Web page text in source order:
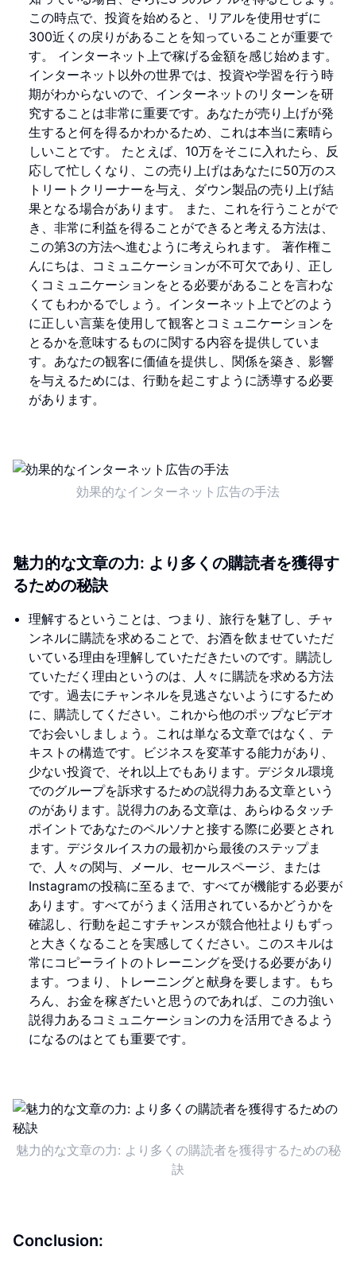
この時点で、投資を始めると、リアルを使用せずに
300近くの戻りがあることを知っていることが重要で
す。 インターネット上で稼げる金額を感じ始めます。
インターネット以外の世界では、投資や学習を行う時
期がわからないので、インターネットのリターンを研
究することは非常に重要です。あなたが売り上げが発
生すると何を得るかわかるため、これは本当に素晴ら
しいことです。 たとえば、10万をそこに入れたら、反
応して忙しくなり、この売り上げはあなたに50万のス
トリートクリーナーを与え、ダウン製品の売り上げ結
果となる場合があります。 また、これを行うことがで
き、非常に利益を得ることができると考える方法は、
この第3の方法へ進むように考えられます。 著作権こ
んにちは、コミュニケーションが不可欠であり、正し
くコミュニケーションをとる必要があることを言わな
くてもわかるでしょう。インターネット上でどのよう
に正しい言葉を使用して観客とコミュニケーションを
とるかを意味するものに関する内容を提供していま
す。あなたの観客に価値を提供し、関係を築き、影響
を与えるためには、行動を起こすように誘導する必要
があります。
効果的なインターネット広告の手法
魅力的な文章の力: より多くの購読者を獲得す
るための秘訣
理解するということは、つまり、旅行を魅了し、チャ
ンネルに購読を求めることで、お酒を飲ませていただ
いている理由を理解していただきたいのです。購読し
ていただく理由というのは、人々に購読を求める方法
です。過去にチャンネルを見逃さないようにするため
に、購読してください。これから他のポップなビデオ
でお会いしましょう。これは単なる文章ではなく、テ
キストの構造です。ビジネスを変革する能力があり、
少ない投資で、それ以上でもあります。デジタル環境
でのグループを訴求するための説得力ある文章という
のがあります。説得力のある文章は、あらゆるタッチ
ポイントであなたのペルソナと接する際に必要とされ
ます。デジタルイスカの最初から最後のステップま
で、人々の関与、メール、セールスページ、または
Instagramの投稿に至るまで、すべてが機能する必要が
あります。すべてがうまく活用されているかどうかを
確認し、行動を起こすチャンスが競合他社よりもずっ
と大きくなることを実感してください。このスキルは
常にコピーライトのトレーニングを受ける必要があり
ます。つまり、トレーニングと献身を要します。もち
ろん、お金を稼ぎたいと思うのであれば、この力強い
説得力あるコミュニケーションの力を活用できるよう
になるのはとても重要です。
魅力的な文章の力: より多くの購読者を獲得するための秘
訣
Conclusion: